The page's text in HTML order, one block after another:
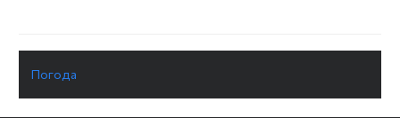
Погода